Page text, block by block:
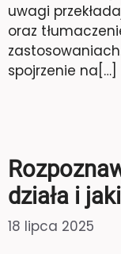
uwagi
oraz
spojrzenie na[…]
działa i
18 lipca 2025